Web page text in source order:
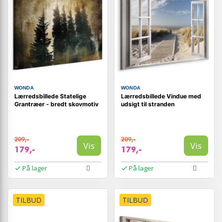
WONDA
Lærredsbillede Statelige
Grantræer - bredt skovmotiv
209,-
179,- Vis
På lager
WONDA
Lærredsbillede Vindue med
udsigt til stranden
209,-
179,- Vis
På lager
TILBUD TILBUD